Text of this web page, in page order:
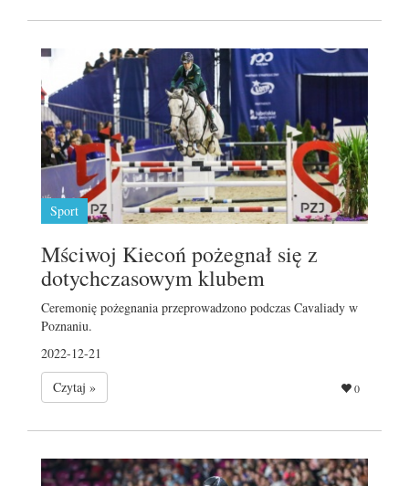
Sport
Mściwoj Kiecoń pożegnał się z
dotychczasowym klubem
Ceremonię pożegnania przeprowadzono podczas Cavaliady w
Poznaniu.
2022-12-21
Czytaj »
0